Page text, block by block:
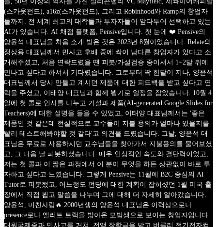
(스카웃펀드), a16z(스카웃펀드), 그리고 Robinhood와 Ramp의 창업자
들까지. 전 세계 최고의 대학들과 투자자들이 앞다투어 선택하고 있는
AI가 있습니다. AI 채점 플랫폼, Pensive입니다. 첫 눈에 ❤️ Pensive의
양윤석 대표님을 처음 소개 받은 것은 2023년 8월이었습니다. Relate의
정상용 대표님께서 민사고 후배 중에 싹이 남다른 창업자가 있다고 소
개해주셨고, 처음 연락드렸을 땐 피봇/가설검증 중이셔서 1~2달 뒤에
만나고 싶다고 하셔서 기다렸습니다. 그로부터 딱 한달이 지나, 양윤석
대표님께서 당시 만들고 계시던 제품에 대한 피드백을 받고 싶다고 연
락을 주셨고, 이태양 대표님과 함께 뵙기로 일정을 잡았습니다. 10월 4
일에 첫 콜로 인사를 나누고 가설과 제품(AI-generated Google Slides for
Teachers)에 대한 설명을 들을 수 있었고, 이태양 대표님께서는 '좋은
제품인 것 같은데 현실적으로 교수들이 지불 용의가 얼마나 있을지를
빨리 테스트해봐야할 것 같다'고 의견을 드렸습니다. 그날, 양윤석 대
표님은 무료로 사용하시던 교수님들을 찾아가서 지불용의를 물어보셨
고, 그 다음 날 피봇하셨습니다. 매우 인상적인 속도와 결단력이었고,
저는 첫 콜과 이 짧은 과정에서 이 분이 무엇을 하든 상관없이 바로 투
자하고 싶다고 느꼈습니다. 그렇게 Pensive는 11월에 B2C 중심의 AI
Tutor로 피봇했고, 어느정도 펀딩에 대한 계획이 잡히셨던 1월 미국 출
장에서 직접 뵙고 말씀을 나누며 그에 대해 더 자세히 알아갔습니다.
양윤석, 미친사람🔥 2000년생의 양윤석 대표님은 이력상으로나
presence로나 엘리트 트랙을 밟아온 모범생으로 보이는 창업자입니다.
대원국제중과 민사고를 거쳐, 전액 장학금을 받고 버클리 전기전자컴